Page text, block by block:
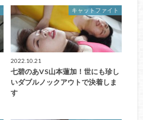
キャットファイト
2022.10.21
七碧のあVS山本蓮加！世にも珍し
いダブルノックアウトで決着しま
す